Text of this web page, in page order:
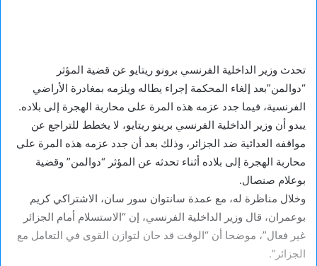
تحدث وزير الداخلية الفرنسي برونو ريتايو عن قضية المؤثر
“دوالمن”بعد إلغاء المحكمة إجراء يطاله ويلزمه بمغادرة الأراضي
الفرنسية، فيما جدد عزمه هذه المرة على محاربة الهجرة إلى بلاده.
يبدو أن وزير الداخلية الفرنسي برينو ريتايو، لا يخطط للتراجع عن
مواقفه العدائية ضد الجزائر، وذلك بعد أن جدد عزمه هذه المرة على
محاربة الهجرة إلى بلاده أثناء تحدثه عن المؤثر “دوالمن” وقضية
بوعلام صنصال.
وخلال مناظرة له، مع عمدة سانتوان سور سان، الاشتراكي كريم
بوعمران، قال وزير الداخلية الفرنسي، إن “الاستسلام أمام الجزائر
غير فعال”، موضحا أن “الوقت قد حان لتوازن القوى في التعامل مع
الجزائر”.